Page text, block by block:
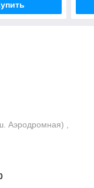
Аэродромная) ,